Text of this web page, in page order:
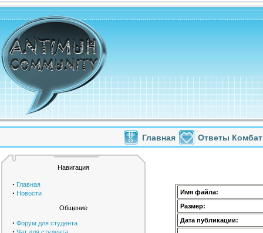
Главная Ответы Комбат
Навигация
· Главная
· Новости
Общение
· Форум для студента
Имя файла:
Размер:
Дата публикации: